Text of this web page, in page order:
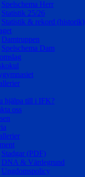
Spelschema Herr
Statistik 25/26
Statistik & rekord (historik)
Damtruppen
Spelschema Dam
hjälpa till i IFK?
oss
Stadgar (PDF)
DNA & Värdegrund
Ungdomspolicy